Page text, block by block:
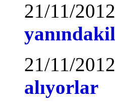
21/11/
21/11/
alıyorlar